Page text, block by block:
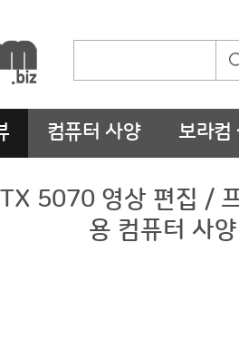
컴퓨터 사양 보라컴
5070 영상 편집 /
용 컴퓨터 사